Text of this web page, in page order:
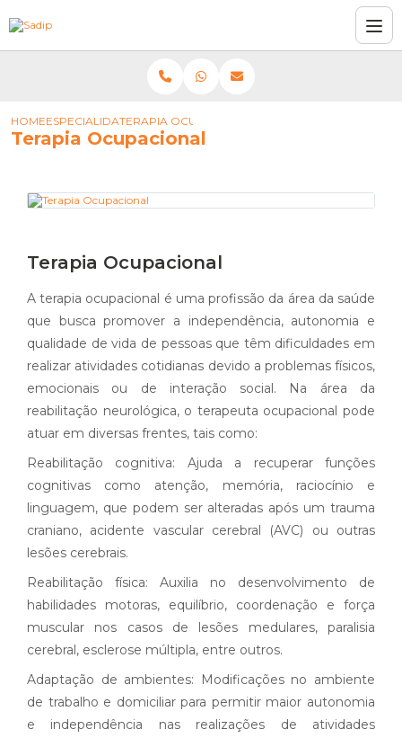
HOMEESPECIALIDADESTERAPIA OCUPACIONAL
Terapia Ocupacional
Terapia Ocupacional
A terapia ocupacional é uma profissão da área da saúde
que busca promover a independência, autonomia e
qualidade de vida de pessoas que têm dificuldades em
realizar atividades cotidianas devido a problemas físicos,
emocionais ou de interação social. Na área da
reabilitação neurológica, o terapeuta ocupacional pode
atuar em diversas frentes, tais como:
Reabilitação cognitiva: Ajuda a recuperar funções
cognitivas como atenção, memória, raciocínio e
linguagem, que podem ser alteradas após um trauma
craniano, acidente vascular cerebral (AVC) ou outras
lesões cerebrais.
Reabilitação física: Auxilia no desenvolvimento de
habilidades motoras, equilíbrio, coordenação e força
muscular nos casos de lesões medulares, paralisia
cerebral, esclerose múltipla, entre outros.
Adaptação de ambientes: Modificações no ambiente
de trabalho e domiciliar para permitir maior autonomia
e independência nas realizações de atividades